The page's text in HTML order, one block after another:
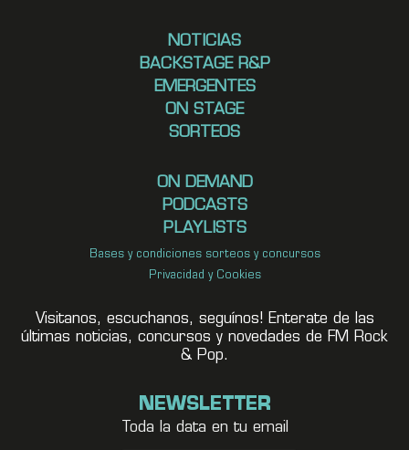
NOTICIAS
BACKSTAGE R&P
EMERGENTES
ON STAGE
SORTEOS
ON DEMAND
PODCASTS
PLAYLISTS
Bases y condiciones sorteos y concursos
Privacidad y Cookies
Visitanos, escuchanos, seguínos! Enterate de las
últimas noticias, concursos y novedades de FM Rock
& Pop.
NEWSLETTER
Toda la data en tu email